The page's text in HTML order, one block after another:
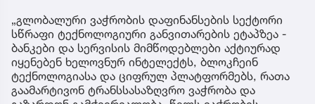
„გლობალური ვაჭრობის დაფინანსების სექტორი
სწრაფი ტექნოლოგიური განვითარების ეტაპზეა -
ბანკები და სერვისის მიმწოდებლები აქტიურად
იყენებენ ხელოვნურ ინტელექტს, ბლოკჩეინ
ტექნოლოგიასა და ციფრულ პლატფორმებს, რათა
გაამარტივონ ტრანსსასაზღვრო ვაჭრობა და